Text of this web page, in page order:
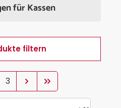
für Kassen
filtern
3